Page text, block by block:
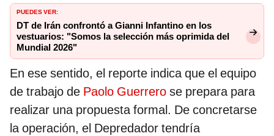
PUEDES VER:
DT de Irán confrontó a Gianni Infantino en los
vestuarios: "Somos la selección más oprimida del
Mundial 2026"
En ese sentido, el reporte indica que el equipo
de trabajo de Paolo Guerrero se prepara para
realizar una propuesta formal. De concretarse
la operación, el Depredador tendría